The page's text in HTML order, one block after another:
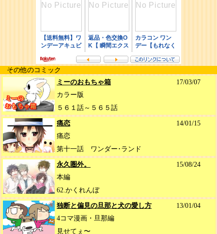
その他のコミック
ミーのおもちゃ箱
17/03/07
カラー版
５６１話～５６５話
痛恋
14/01/15
痛恋
第十一話 ワンダー･ランド
永久圏外。
15/08/24
本編
62.かくれんぼ
独断と偏見の旦那と犬の愛し方
13/01/04
4コマ漫画・旦那編
見せてぇ〜